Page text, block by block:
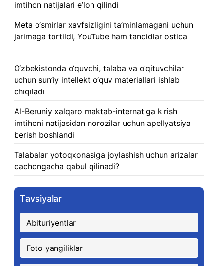
imtihon natijalari e’lon qilindi
Meta o‘smirlar xavfsizligini ta’minlamagani uchun
jarimaga tortildi, YouTube ham tanqidlar ostida
O‘zbekistonda o‘quvchi, talaba va o‘qituvchilar
uchun sun’iy intellekt o‘quv materiallari ishlab
chiqiladi
Al-Beruniy xalqaro maktab-internatiga kirish
imtihoni natijasidan norozilar uchun apellyatsiya
berish boshlandi
Talabalar yotoqxonasiga joylashish uchun arizalar
qachongacha qabul qilinadi?
Tavsiyalar
Abituriyentlar
Foto yangiliklar